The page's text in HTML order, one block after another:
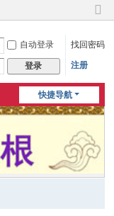
切
到
自动登录 找回密码
登录 注册
快捷导航